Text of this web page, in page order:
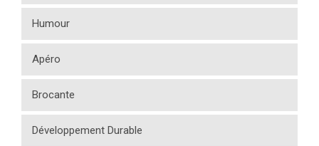
Humour
Apéro
Brocante
Développement Durable